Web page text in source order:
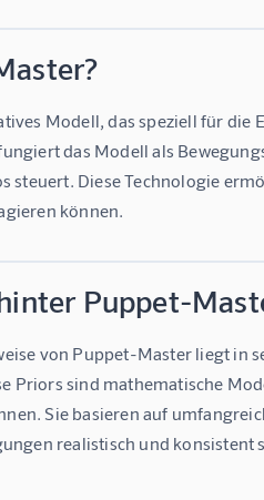
Modell, das speziell für
das Modell als
steuert. Diese Technologie
können.
Puppet-
von Puppet-Master liegt
Priors sind mathematische
Sie basieren auf
realistisch und konsistent